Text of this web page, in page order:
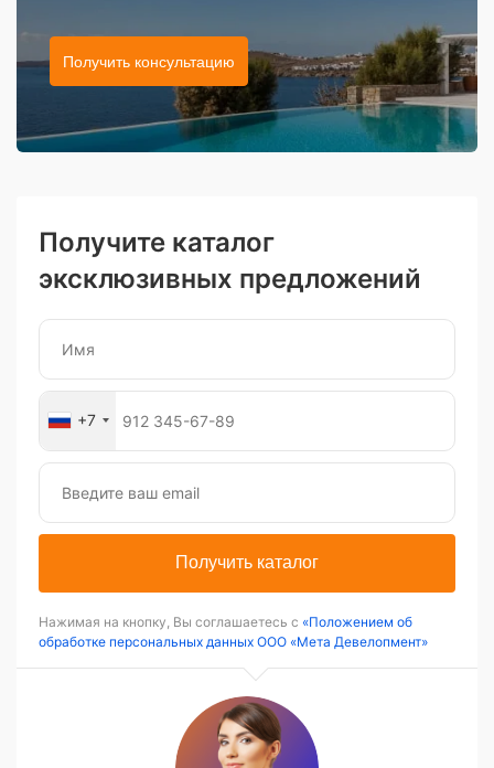
Получить консультацию
Получите каталог
эксклюзивных предложений
+7
Получить каталог
Нажимая на кнопку, Вы соглашаетесь с «Положением об
обработке персональных данных ООО «Мета Девелопмент»